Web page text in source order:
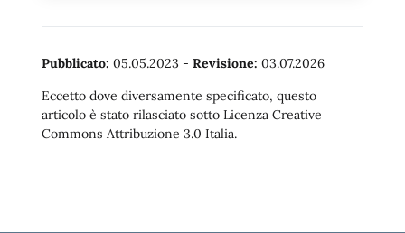
Pubblicato: 05.05.2023 - Revisione: 03.07.2026
Eccetto dove diversamente specificato, questo
articolo è stato rilasciato sotto Licenza Creative
Commons Attribuzione 3.0 Italia.